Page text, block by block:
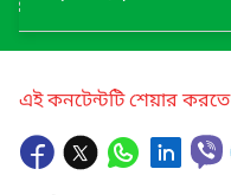
এই কনটেন্টটি শেয়ার